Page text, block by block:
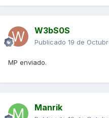
W3bS0S
Publicado 19 de
MP enviado.
Manrik